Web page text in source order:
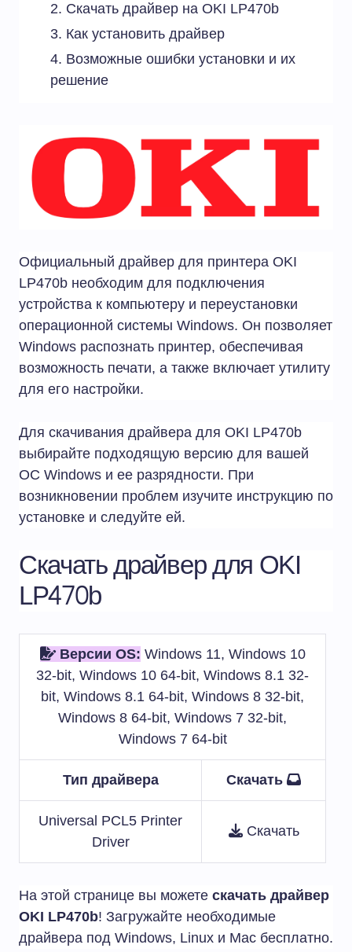
Скачать драйвер на OKI LP470b
Как установить драйвер
Возможные ошибки установки и их
решение
Официальный драйвер для принтера OKI
LP470b необходим для подключения
устройства к компьютеру и переустановки
операционной системы Windows. Он позволяет
Windows распознать принтер, обеспечивая
возможность печати, а также включает утилиту
для его настройки.
Для скачивания драйвера для OKI LP470b
выбирайте подходящую версию для вашей
ОС Windows и ее разрядности. При
возникновении проблем изучите инструкцию по
установке и следуйте ей.
Скачать драйвер для OKI
LP470b
Версии OS: Windows 11, Windows 10
32-bit, Windows 10 64-bit, Windows 8.1 32-
bit, Windows 8.1 64-bit, Windows 8 32-bit,
Windows 8 64-bit, Windows 7 32-bit,
Windows 7 64-bit
Тип драйвера Скачать
Universal PCL5 Printer
Driver
Скачать
На этой странице вы можете скачать драйвер
OKI LP470b! Загружайте необходимые
драйвера под Windows, Linux и Mac бесплатно.